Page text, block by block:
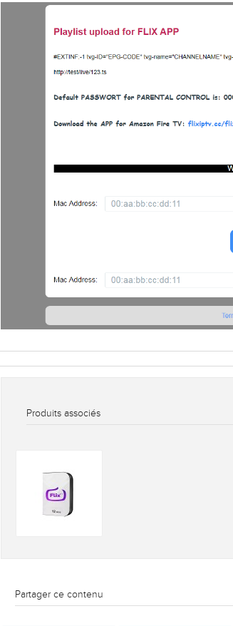
Produits associés
Partager ce contenu